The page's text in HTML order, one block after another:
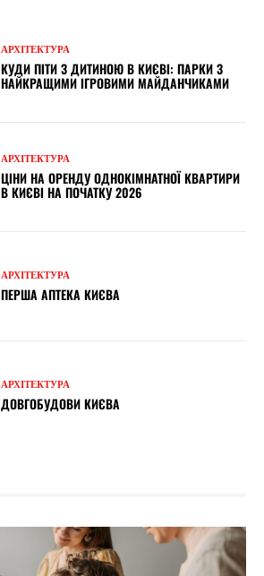
АРХІТЕКТУРА
КУДИ ПІТИ З ДИТИНОЮ В КИЄВІ: ПАРКИ З
НАЙКРАЩИМИ ІГРОВИМИ МАЙДАНЧИКАМИ
АРХІТЕКТУРА
ЦІНИ НА ОРЕНДУ ОДНОКІМНАТНОЇ КВАРТИРИ
В КИЄВІ НА ПОЧАТКУ 2026
АРХІТЕКТУРА
ПЕРША АПТЕКА КИЄВА
АРХІТЕКТУРА
ДОВГОБУДОВИ КИЄВА